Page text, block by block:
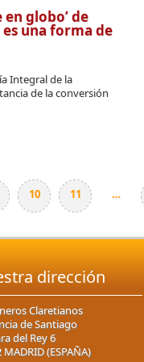
globo’ de
una forma de
Integral de la
de la conversión
10 11 …
dirección
Claretianos
de Santiago
del Rey 6
MADRID (ESPAÑA)